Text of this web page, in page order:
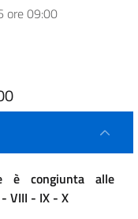
ore 09:00
è congiunta alle
VIII - IX - X